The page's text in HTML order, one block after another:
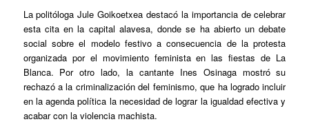
La politóloga Jule Goikoetxea destacó la importancia de celebrar
esta cita en la capital alavesa, donde se ha abierto un debate
social sobre el modelo festivo a consecuencia de la protesta
organizada por el movimiento feminista en las fiestas de La
Blanca. Por otro lado, la cantante Ines Osinaga mostró su
rechazó a la criminalización del feminismo, que ha logrado incluir
en la agenda política la necesidad de lograr la igualdad efectiva y
acabar con la violencia machista.